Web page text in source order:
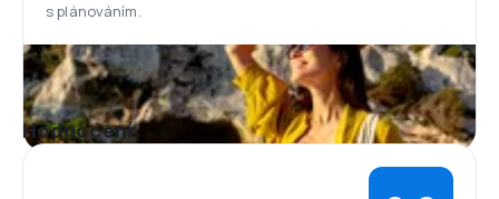
s plánováním.
Hodnocení